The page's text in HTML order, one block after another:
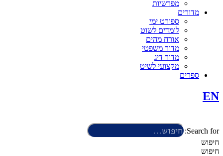
מפרשיות
מדורים
ספורט ימי
לומדים לשוט
אורח מהים
מדור משפטי
מדור דיג
מקצועי לשיט
ספרים
EN
Search for:
חיפוש
חיפוש